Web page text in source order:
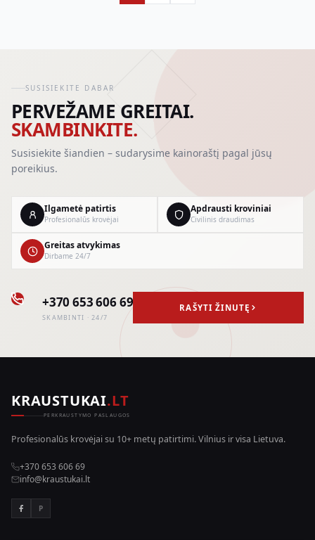
SUSISIEKITE DABAR
PERVEŽAME GREITAI.
SKAMBINKITE.
Susisiekite šiandien – sudarysime kainoraštį pagal jūsų
poreikius.
Ilgametė patirtis
Profesionalūs krovėjai
Apdrausti kroviniai
Civilinis draudimas
Greitas atvykimas
Dirbame 24/7
+370 653 606 69
SKAMBINTI · 24/7
RAŠYTI ŽINUTĘ
KRAUSTUKAI.LT
PERKRAUSTYMO PASLAUGOS
Profesionalūs krovėjai su 10+ metų patirtimi. Vilnius ir visa Lietuva.
+370 653 606 69
info@kraustukai.lt
P